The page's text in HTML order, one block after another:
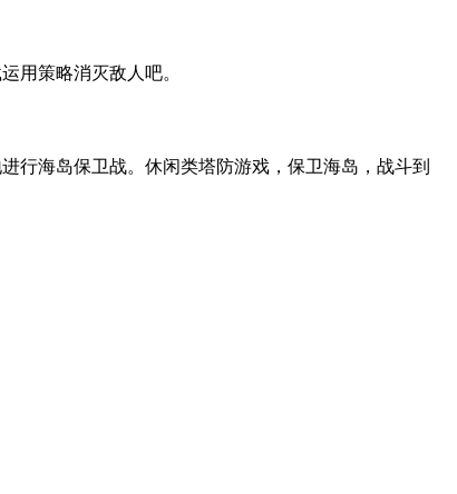
用策略消灭敌人吧。
行海岛保卫战。休闲类塔防游戏，保卫海岛，战斗到